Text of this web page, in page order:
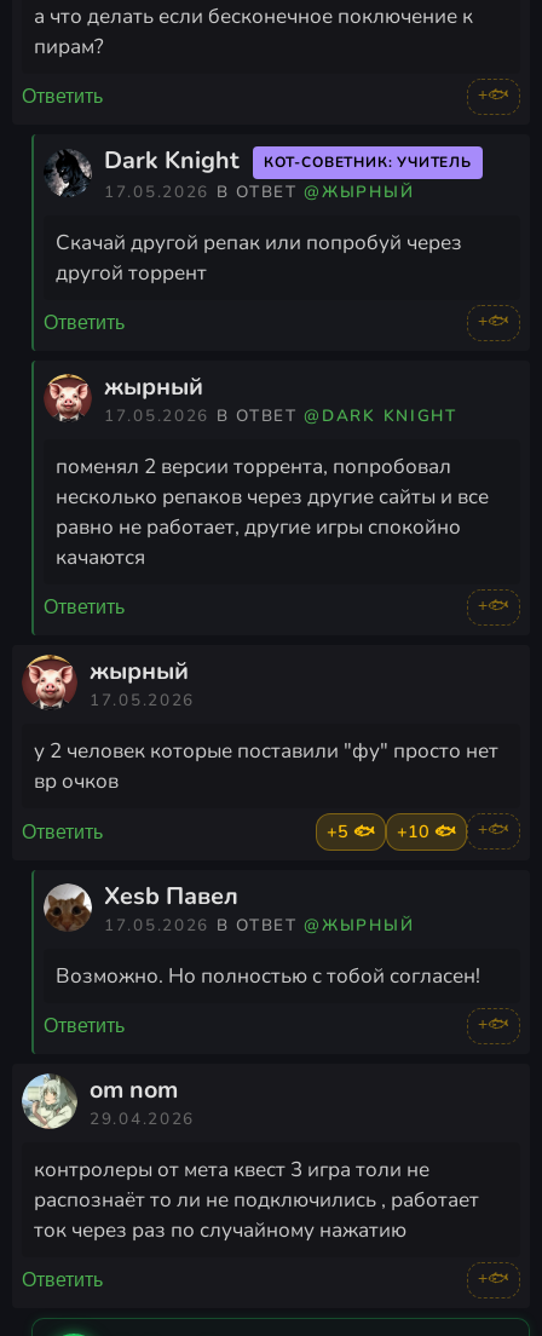
а что делать если бесконечное поключение к
пирам?
Ответить +🐟
Dark Knight КОТ-СОВЕТНИК: УЧИТЕЛЬ
17.05.2026 В ОТВЕТ@ЖЫРНЫЙ
Скачай другой репак или попробуй через
другой торрент
Ответить +🐟
жырный
17.05.2026 В ОТВЕТ@DARK KNIGHT
поменял 2 версии торрента, попробовал
несколько репаков через другие сайты и все
равно не работает, другие игры спокойно
качаются
Ответить +🐟
жырный
17.05.2026
у 2 человек которые поставили "фу" просто нет
вр очков
Ответить +5 🐟 +10 🐟 +🐟
Xesb Павел
17.05.2026 В ОТВЕТ@ЖЫРНЫЙ
Возможно. Но полностью с тобой согласен!
Ответить +🐟
om nom
29.04.2026
контролеры от мета квест 3 игра толи не
распознаёт то ли не подключились , работает
ток через раз по случайному нажатию
Ответить +🐟